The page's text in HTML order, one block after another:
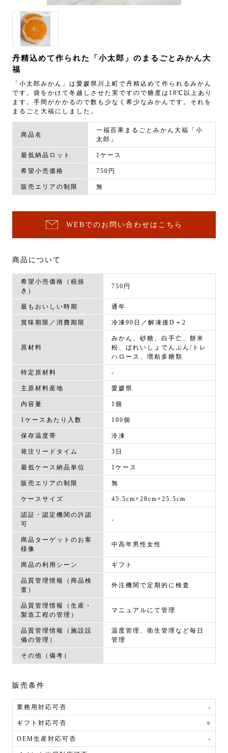
丹精込めて作られた「小太郎」のまるごとみかん大
福
「小太郎みかん」は愛媛県川上町で丹精込めて作られるみかん
です。袋をかけて冬越しさせた実ですので糖度は18℃以上あり
ます。手間がかかるので数も少なく希少なみかんです。それを
まるごと大福にしました。
商品名
一福百果まるごとみかん大福「小
太郎」
最低納品ロット 1ケース
希望小売価格 750円
販売エリアの制限 無
WEBでのお問い合わせはこちら
商品について
希望小売価格（税抜
き）
750円
最もおいしい時期 通年
賞味期限／消費期限 冷凍90日／解凍後D＋2
原材料
みかん、砂糖、白手亡、餅米
粉、ばれいしょでんぷん/トレ
ハロース、増粘多糖類
特定原材料 -
主原材料産地 愛媛県
内容量 1個
1ケースあたり入数 100個
保存温度帯 冷凍
発注リードタイム 3日
最低ケース納品単位 1ケース
販売エリアの制限 無
ケースサイズ 45.5cm×28cm×25.5cm
認証・認定機関の許認
可
-
商品ターゲットのお客
様像
中高年男性女性
商品の利用シーン ギフト
品質管理情報（商品検
査）
外注機関で定期的に検査
品質管理情報（生産・
製造工程の管理）
マニュアルにて管理
品質管理情報（施設設
備の管理）
温度管理、衛生管理など毎日
管理
その他（備考）
販売条件
業務用対応可否 -
ギフト対応可否 ○
OEM生産対応可否 -